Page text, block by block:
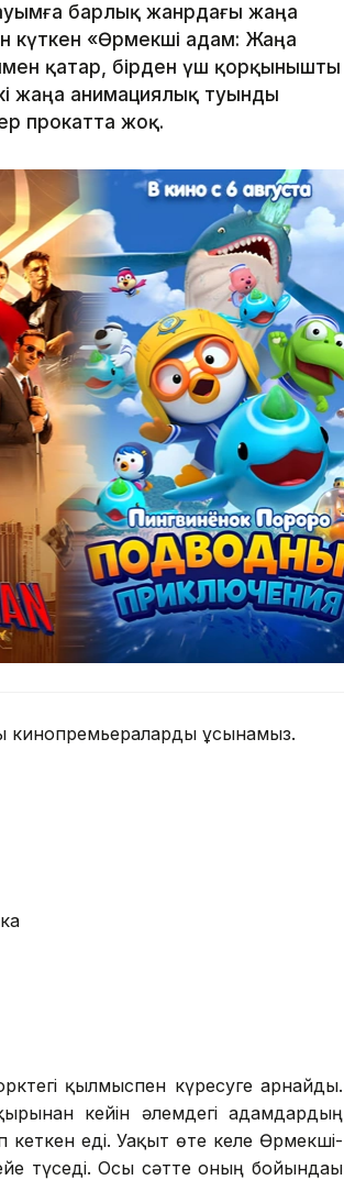
барлық жанрдағы жаңа
күткен «Өрмекші адам: Жаңа
қатар, бірден үш қорқынышты
жаңа анимациялық туынды
прокатта жоқ.
кинопремьераларды ұсынамыз.
қылмыспен күресуге арнайды.
кейін әлемдегі адамдардың
кеткен еді. Уақыт өте келе Өрмекші-
түседі. Осы сәтте оның бойындағы